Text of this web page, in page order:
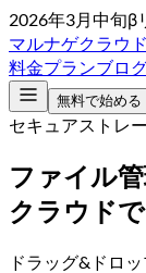
2026年3月中旬β
マルナゲクラウド
料金プランブロ
無料で始める
セキュアストレ
ファイル
クラウド
ドラッグ&ドロ